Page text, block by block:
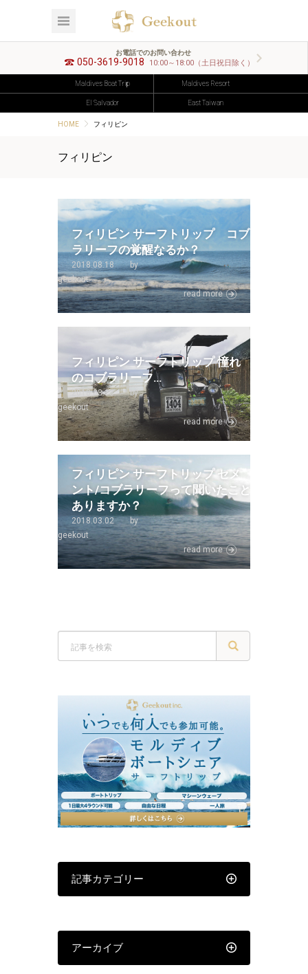
お電話でのお問い合わせ
050-3619-9018 10:00～18:00（土日祝日除く）
Maldives Boat Trip Maldives Resort
El Salvador East Taiwan
HOME フィリピン
フィリピン
フィリピン サーフトリップ コブ
ラリーフの覚醒なるか？
2018.08.18
by
geekout
read more
フィリピン サーフトリップ 憧れ
のコブラリーフ…
2018.03.13
by
geekout
read more
フィリピン サーフトリップ セメ
ント/コブラリーフって聞いたこと
ありますか？
2018.03.02
by
geekout
read more
記事カテゴリー
アーカイブ